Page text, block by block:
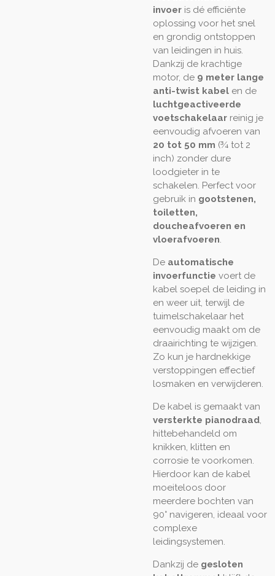
invoer is dé efficiënte
oplossing voor het snel
en grondig ontstoppen
van leidingen in huis.
Dankzij de krachtige
motor, de 9 meter lange
anti-twist kabel en de
luchtgeactiveerde
voetschakelaar reinig je
eenvoudig afvoeren van
20 tot 50 mm (¾ tot 2
inch) zonder dure
loodgieter in te
schakelen. Perfect voor
gebruik in gootstenen,
toiletten,
doucheafvoeren en
vloerafvoeren.
De automatische
invoerfunctie voert de
kabel soepel de leiding in
en weer uit, terwijl de
tuimelschakelaar het
eenvoudig maakt om de
draairichting te wijzigen.
Zo kun je hardnekkige
verstoppingen effectief
losmaken en verwijderen.
De kabel is gemaakt van
versterkte pianodraad,
hittebehandeld om
knikken, klitten en
corrosie te voorkomen.
Hierdoor kan de kabel
moeiteloos door
meerdere bochten van
90° navigeren, ideaal voor
complexe
leidingsystemen.
Dankzij de gesloten